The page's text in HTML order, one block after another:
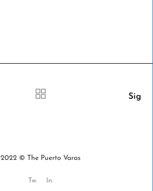
Sig
2022 © The Puerto Varas
Tw. In.